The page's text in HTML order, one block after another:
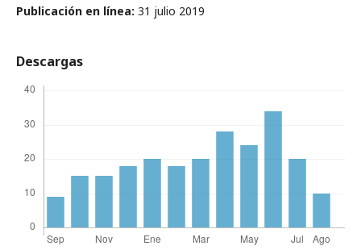
Publicación en línea: 31 julio 2019
Descargas